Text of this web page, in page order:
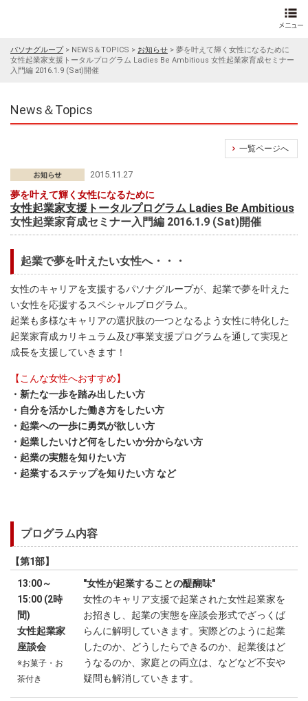
パソナグループ> NEWS＆TOPICS > お知らせ > 夢を叶えて輝く女性になるために
女性起業家支援トータルプログラム Ladies Be Ambitious 女性起業家育成セミナー
入門編 2016.1.9 (Sat)開催
News＆Topics
一覧ページへ
2015.11.27
夢を叶えて輝く女性になるために
女性起業家支援トータルプログラム Ladies Be Ambitious
女性起業家育成セミナー入門編 2016.1.9 (Sat)開催
起業で夢を叶えたい女性へ・・・
女性のキャリアを支援するパソナグループが、起業で夢を叶えた
い女性を応援するスペシャルプログラム。
起業も多様なキャリアの選択肢の一つとなるよう女性に特化した
起業家育成カリキュラム及び事業支援プログラムを通して実現と
成長を支援していきます！
【こんな女性へおすすめ】
・新たな一歩を踏み出したい方
・自分を活かした働き方をしたい方
・起業への一歩に勇気が欲しい方
・起業したいけど何をしたいか分からない方
・起業の実態を知りたい方
・起業するステップを知りたい方 など
プログラム内容
【第1部】
13:00～
15:00 (2時
間)
女性起業家
座談会
※お菓子・お
茶付き
"女性が起業することの醍醐味"
女性のキャリア支援で起業された女性起業家を
お招きし、起業の実態を座談会形式でざっくば
らんに解明していきます。実際どのように起業
したのか、どうしたらできるのか、起業後はど
うなるのか、家庭との両立は、などなど不安や
疑問も解消していきます。